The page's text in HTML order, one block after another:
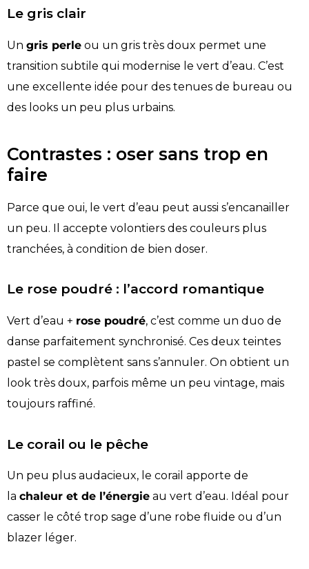
Le gris clair
Un gris perle ou un gris très doux permet une
transition subtile qui modernise le vert d’eau. C’est
une excellente idée pour des tenues de bureau ou
des looks un peu plus urbains.
Contrastes : oser sans trop en
faire
Parce que oui, le vert d’eau peut aussi s’encanailler
un peu. Il accepte volontiers des couleurs plus
tranchées, à condition de bien doser.
Le rose poudré : l’accord romantique
Vert d’eau + rose poudré, c’est comme un duo de
danse parfaitement synchronisé. Ces deux teintes
pastel se complètent sans s’annuler. On obtient un
look très doux, parfois même un peu vintage, mais
toujours raffiné.
Le corail ou le pêche
Un peu plus audacieux, le corail apporte de
la chaleur et de l’énergie au vert d’eau. Idéal pour
casser le côté trop sage d’une robe fluide ou d’un
blazer léger.